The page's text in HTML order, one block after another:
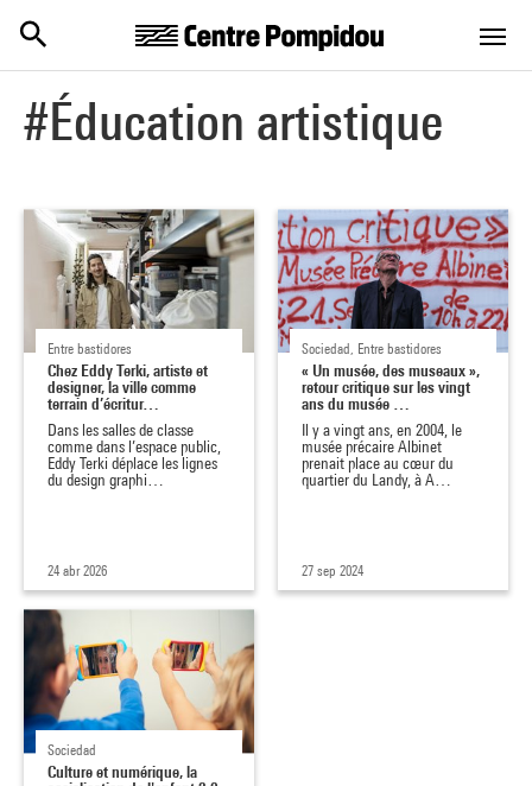
#Éducation artistique
Entre bastidores
Chez Eddy Terki, artiste et
designer, la ville comme
terrain d’écritur…
Dans les salles de classe
comme dans l’espace public,
Eddy Terki déplace les lignes
du design graphi…
24 abr 2026
Sociedad, Entre bastidores
« Un musée, des museaux »,
retour critique sur les vingt
ans du musée …
Il y a vingt ans, en 2004, le
musée précaire Albinet
prenait place au cœur du
quartier du Landy, à A…
27 sep 2024
Sociedad
Culture et numérique, la